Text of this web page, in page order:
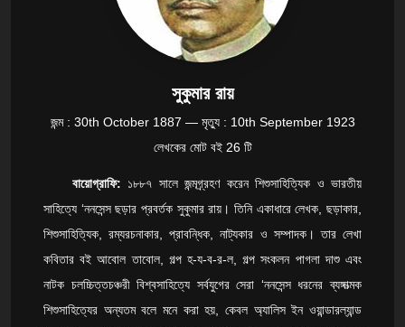
সুকুমার রায়
জন্ম : 30th October 1887 — মৃত্যু : 10th September 1923
লেখকের মোট বই 26 টি
বায়োগ্রাফি: ১৮৮৭ সালে জন্মগ্র্রহণ করেন শিশুসাহিত্যিক ও ভারতীয়
সাহিত্যে ‘ননসেন্স ছড়ার প্রবর্তক সুকুমার রায়। তিনি একাধারে লেখক, ছড়াকার,
শিশুসাহিত্যিক, রম্যরচনাকার, প্রাবন্ধিক, নাট্যকার ও সম্পাদক। তার লেখা
কবিতার বই আবোল তাবোল, গল্প হ-য-ব-র-ল, গল্প সংকলন পাগলা দাশু এবং
নাটক চলচ্চিত্তচঞ্চরী বিশ্বসাহিত্যে সর্বযুগের সেরা ‘ননসেন্স ধরনের ব্যঙ্গাত্মক
শিশুসাহিত্যের অন্যতম বলে মনে করা হয়, কেবল অ্যালিস ইন ওয়ান্ডারল্যান্ড